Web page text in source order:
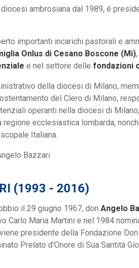
ambrosiana dal 1989, è
importanti incarichi pastorali e
Onlus di Cesano Boscone (Mi)
e nel settore delle fondazioni
della diocesi di Milano,
del Clero di Milano,
operanti nella diocesi di
ecclesiastica lombarda,
Italiana.
(1993 - 2016)
il 29 giugno 1967, don Angelo
Carlo Maria Martini e nel 1984
presidente della Fondazione
Prelato d’Onore di Sua Santità